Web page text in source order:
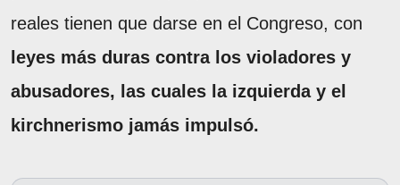
reales tienen que darse en el Congreso, con
leyes más duras contra los violadores y
abusadores, las cuales la izquierda y el
kirchnerismo jamás impulsó.